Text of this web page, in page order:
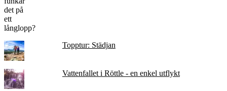
Topptur: Städjan
Vattenfallet i Röttle - en enkel utflykt